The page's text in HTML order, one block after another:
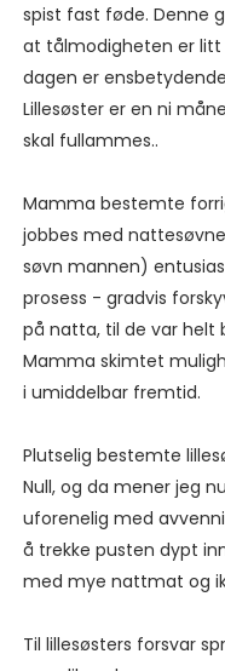
spist fast føde. Denne
at tålmodigheten er
dagen er
Lillesøster er en ni
skal fullammes..
Mamma bestemte
jobbes med
søvn mannen)
prosess - gradvis
på natta, til de var helt
Mamma skimtet
i umiddelbar fremtid.
Plutselig bestemte
Null, og da mener jeg
uforenelig med
å trekke pusten dypt
med mye nattmat og
Til lillesøsters forsvar